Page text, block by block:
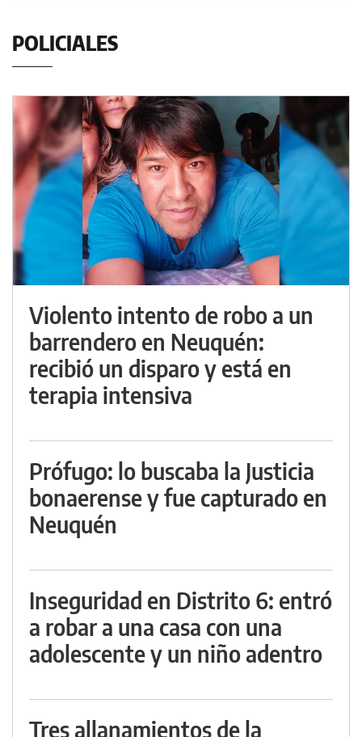
POLICIALES
Violento intento de robo a un
barrendero en Neuquén:
recibió un disparo y está en
terapia intensiva
Prófugo: lo buscaba la Justicia
bonaerense y fue capturado en
Neuquén
Inseguridad en Distrito 6: entró
a robar a una casa con una
adolescente y un niño adentro
Tres allanamientos de la